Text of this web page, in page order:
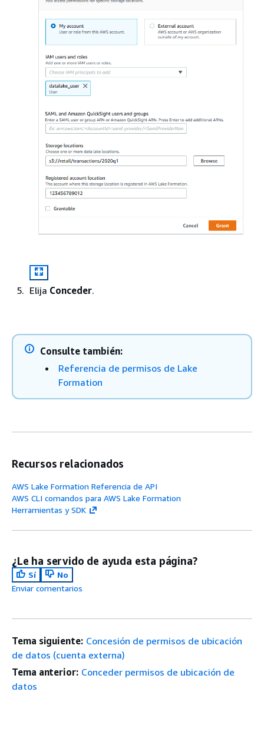
Elija Conceder.
Consulte también:
Referencia de permisos de Lake
Formation
Recursos relacionados
AWS Lake Formation Referencia de API
AWS CLI comandos para AWS Lake Formation
Herramientas y SDK
¿Le ha servido de ayuda esta página?
Sí
No
Enviar comentarios
Tema siguiente: Concesión de permisos de ubicación
de datos (cuenta externa)
Tema anterior: Conceder permisos de ubicación de
datos